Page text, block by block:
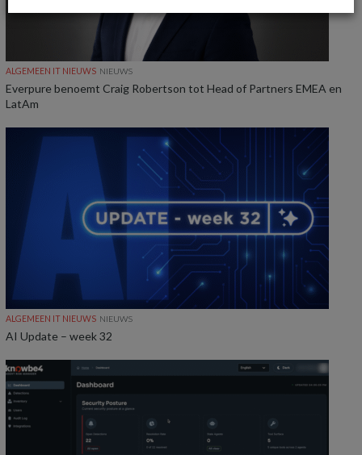
ALGEMEEN IT NIEUWS NIEUWS
Everpure benoemt Craig Robertson tot Head of Partners EMEA en
LatAm
ALGEMEEN IT NIEUWS NIEUWS
AI Update – week 32